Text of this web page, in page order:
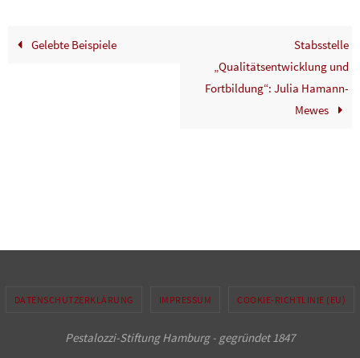
Gelebte Beispiele
Stabsstelle
„Qualitätsentwicklung und
Fortbildung“: Julia Hamann-
Mewes
DATENSCHUTZERKLÄRUNG IMPRESSUM COOKIE-RICHTLINIE (EU)
Pestalozzi-Stiftung Hamburg - gegründet 1847